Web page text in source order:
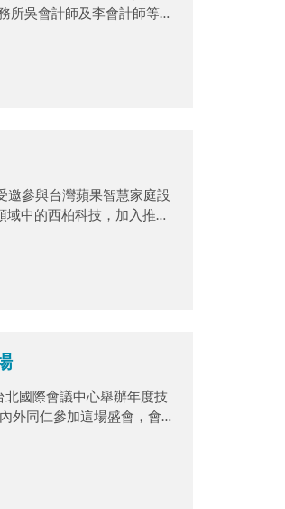
所吳會計師及李會計師等，
邀參與台灣蘋果智慧家庭設
中的西柏科技，加入推廣
國際會議中心舉辦年度技
外同仁參加這場盛會，會中